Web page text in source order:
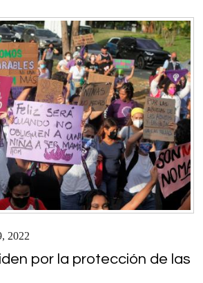
2022
por la protección de las